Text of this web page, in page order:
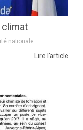
climat
nationale
Lire l'article